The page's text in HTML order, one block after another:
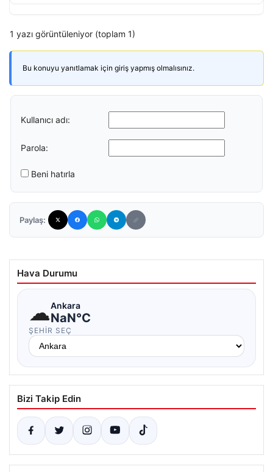
1 yazı görüntüleniyor (toplam 1)
Bu konuyu yanıtlamak için giriş yapmış olmalısınız.
Kullanıcı adı:
Parola:
Beni hatırla
Paylaş:
Hava Durumu
☁Ankara
NaN°C
ŞEHIR SEÇ
Bizi Takip Edin